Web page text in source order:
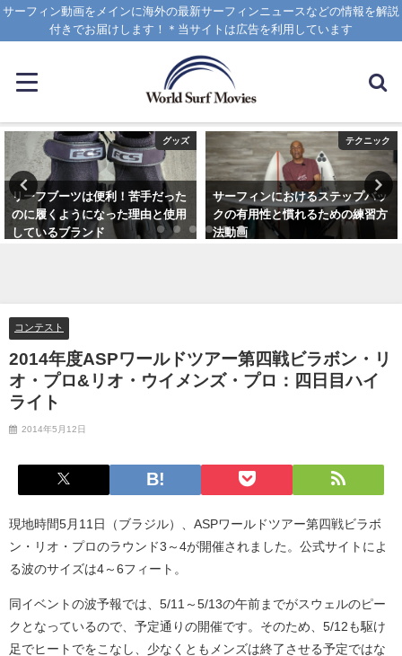
サーフィン動画をメインに海外の最新サーフィンニュースなどの情報を解説
付きでお届けします！＊当サイトは広告を利用しています
グッズ
リーフブーツは便利！苦手だった
のに履くようになった理由と使用
しているブランド
テクニック
サーフィンにおけるステップバッ
クの有用性と慣れるための練習方
法動画
コンテスト
2014年度ASPワールドツアー第四戦ビラボン・リ
オ・プロ&リオ・ウイメンズ・プロ：四日目ハイ
ライト
2014年5月12日
現地時間5月11日（ブラジル）、ASPワールドツアー第四戦ビラボ
ン・リオ・プロのラウンド3～4が開催されました。公式サイトによ
る波のサイズは4～6フィート。
同イベントの波予報では、5/11～5/13の午前までがスウェルのピー
クとなっているので、予定通りの開催です。そのため、5/12も駆け
足でヒートでをこなし、少なくともメンズは終了させる予定ではな